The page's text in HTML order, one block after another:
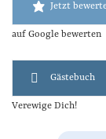
Jetzt
Gästebuch